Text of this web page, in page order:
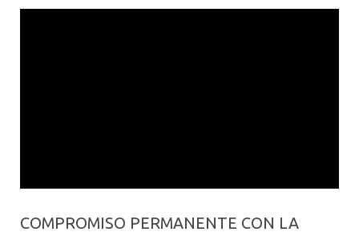
COMPROMISO PERMANENTE CON LA